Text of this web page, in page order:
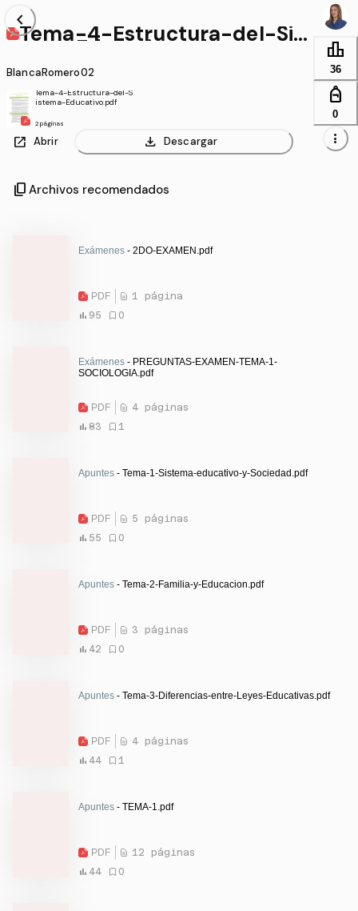
chevron_left
Tema-4-Estructura-del-Sist
ema-Educativo.pdf
BlancaRomero02
Tema-4-Estructura-del-S
istema-Educativo.pdf
2 páginas
open_in_new Abrir download Descargar
leaderboard
36
personal_bag
0
more_vert
content_copy Archivos recomendados
Exámenes - 2DO-EXAMEN.pdf
PDF
1 página
95
0
Exámenes - PREGUNTAS-EXAMEN-TEMA-1-
SOCIOLOGIA.pdf
PDF
4 páginas
83
1
Apuntes - Tema-1-Sistema-educativo-y-Sociedad.pdf
PDF
5 páginas
55
0
Apuntes - Tema-2-Familia-y-Educacion.pdf
PDF
3 páginas
42
0
Apuntes - Tema-3-Diferencias-entre-Leyes-Educativas.pdf
PDF
4 páginas
44
1
Apuntes - TEMA-1.pdf
PDF
12 páginas
44
0